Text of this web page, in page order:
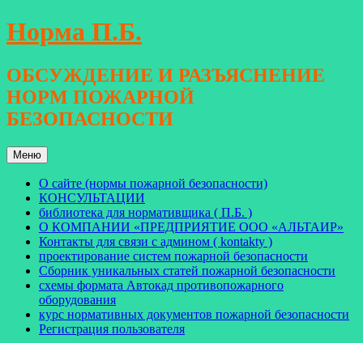
Перейти
к
Норма П.Б.
ОБСУЖДЕНИЕ И РАЗЪЯСНЕНИЕ
НОРМ ПОЖАРНОЙ
БЕЗОПАСНОСТИ
Меню
О сайте (нормы пожарной безопасности)
КОНСУЛЬТАЦИИ
библиотека для нормативщика ( П.Б. )
О КОМПАНИИ «ПРЕДПРИЯТИЕ ООО «АЛЬТАИР»
Контакты для связи с админом ( kontakty )
проектирование систем пожарной безопасности
Сборник уникальных статей пожарной безопасности
схемы формата Автокад противопожарного
оборудования
курс нормативных документов пожарной безопасности
Регистрация пользователя